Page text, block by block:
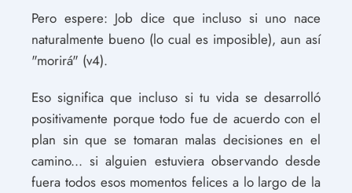
Pero espere: Job dice que incluso si uno nace
naturalmente bueno (lo cual es imposible), aun así
"morirá" (v4).
Eso significa que incluso si tu vida se desarrolló
positivamente porque todo fue de acuerdo con el
plan sin que se tomaran malas decisiones en el
camino... si alguien estuviera observando desde
fuera todos esos momentos felices a lo largo de la